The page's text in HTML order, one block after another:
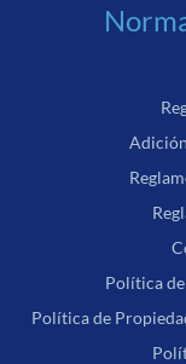
Política
Política de